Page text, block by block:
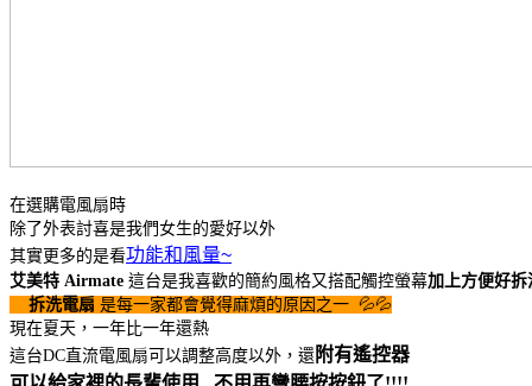
在選購電風扇時
除了外表討喜是我們女生的愛好以外
其實更多的是看功能和風量~
艾美特 Airmate 這台是我喜歡的簡約風格又搭配觸控螢幕加上方便好拆
拆洗電扇 是每一家都會覺得麻煩的原因之一 💦💦
現在夏天，一年比一年還熱
這台DC直流電風扇可以調整高度以外，還 附有遙控器